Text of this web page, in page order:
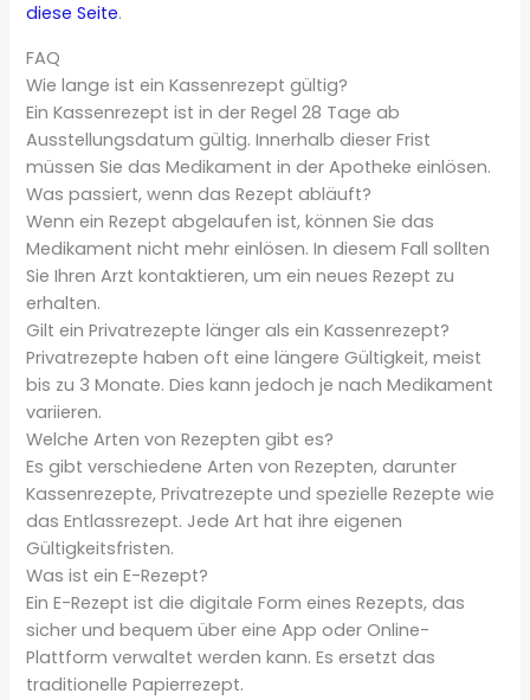
diese Seite.
FAQ
Wie lange ist ein Kassenrezept gültig?
Ein Kassenrezept ist in der Regel 28 Tage ab
Ausstellungsdatum gültig. Innerhalb dieser Frist
müssen Sie das Medikament in der Apotheke einlösen.
Was passiert, wenn das Rezept abläuft?
Wenn ein Rezept abgelaufen ist, können Sie das
Medikament nicht mehr einlösen. In diesem Fall sollten
Sie Ihren Arzt kontaktieren, um ein neues Rezept zu
erhalten.
Gilt ein Privatrezepte länger als ein Kassenrezept?
Privatrezepte haben oft eine längere Gültigkeit, meist
bis zu 3 Monate. Dies kann jedoch je nach Medikament
variieren.
Welche Arten von Rezepten gibt es?
Es gibt verschiedene Arten von Rezepten, darunter
Kassenrezepte, Privatrezepte und spezielle Rezepte wie
das Entlassrezept. Jede Art hat ihre eigenen
Gültigkeitsfristen.
Was ist ein E-Rezept?
Ein E-Rezept ist die digitale Form eines Rezepts, das
sicher und bequem über eine App oder Online-
Plattform verwaltet werden kann. Es ersetzt das
traditionelle Papierrezept.